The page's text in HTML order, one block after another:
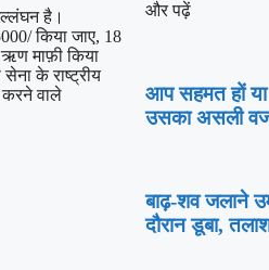
है।
किया जाए, 18
ऋण माफ़ी किया
के राष्ट्रीय
करने वाले
और पढ़ें
आप सहमत हों
उसका असली
बाढ़-शव जलाने
दौरान डूबा,